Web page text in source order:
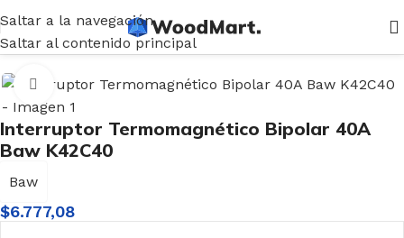
Saltar a la navegación
Saltar al contenido principal
Inicio Electricidad /Térmicas y Disyuntores
Haga clic para ampliar
Interruptor Termomagnético Bipolar 40A
Baw K42C40
Baw
$6.777,08